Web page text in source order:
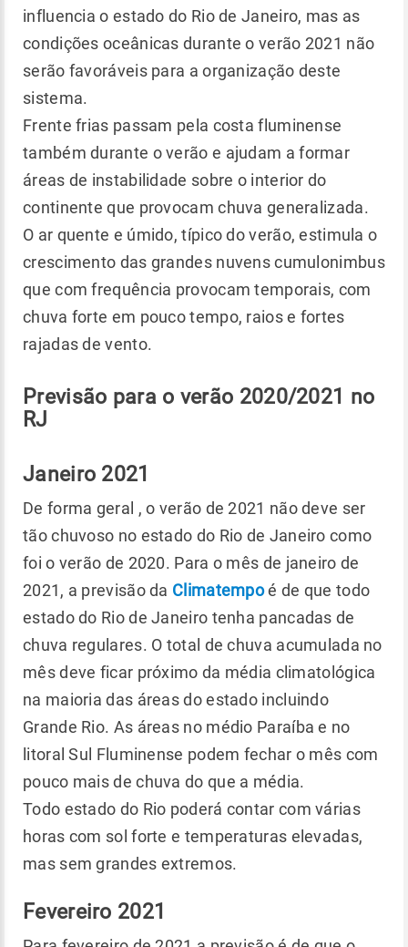
influencia o estado do Rio de Janeiro, mas as
condições oceânicas durante o verão 2021 não
serão favoráveis para a organização deste
sistema.
Frente frias passam pela costa fluminense
também durante o verão e ajudam a formar
áreas de instabilidade sobre o interior do
continente que provocam chuva generalizada.
O ar quente e úmido, típico do verão, estimula o
crescimento das grandes nuvens cumulonimbus
que com frequência provocam temporais, com
chuva forte em pouco tempo, raios e fortes
rajadas de vento.
Previsão para o verão 2020/2021 no
RJ
Janeiro 2021
De forma geral , o verão de 2021 não deve ser
tão chuvoso no estado do Rio de Janeiro como
foi o verão de 2020. Para o mês de janeiro de
2021, a previsão da Climatempoé de que todo
estado do Rio de Janeiro tenha pancadas de
chuva regulares. O total de chuva acumulada no
mês deve ficar próximo da média climatológica
na maioria das áreas do estado incluindo
Grande Rio. As áreas no médio Paraíba e no
litoral Sul Fluminense podem fechar o mês com
pouco mais de chuva do que a média.
Todo estado do Rio poderá contar com várias
horas com sol forte e temperaturas elevadas,
mas sem grandes extremos.
Fevereiro 2021